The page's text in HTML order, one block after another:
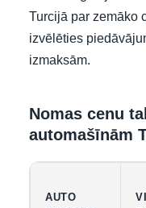
Turcijā par zemāko
izvēlēties
izmaksām.
Nomas cenu
automašīnām
AUTO